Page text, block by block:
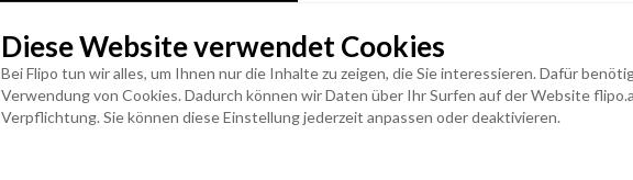
Diese Website verwendet Cookies
Bei Flipo tun wir alles, um Ihnen nur die Inhalte zu zeigen, die Sie interessieren. Dafür
Verwendung von Cookies. Dadurch können wir Daten über Ihr Surfen auf der Website
Verpflichtung. Sie können diese Einstellung jederzeit anpassen oder deaktivieren.